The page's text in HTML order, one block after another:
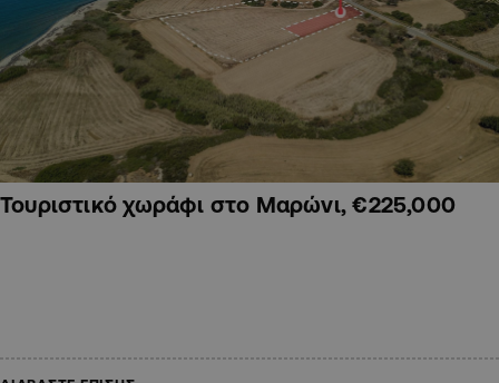
Τουριστικό χωράφι στο Μαρώνι, €225,000